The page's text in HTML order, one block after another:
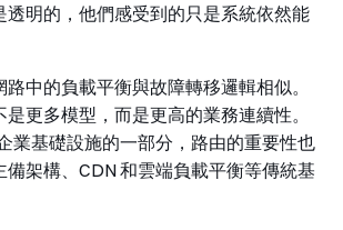
透明的，他們感受到的只是系統依然能
中的負載平衡與故障轉移邏輯相似。
更多模型，而是更高的業務連續性。
業基礎設施的一部分，路由的重要性也
備架構、CDN 和雲端負載平衡等傳統基